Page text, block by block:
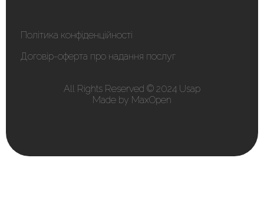
All Rights Reserved © 2024 Usap
Made by MaxOpen
Політика конфіденційності
Договір-оферта про надання послуг